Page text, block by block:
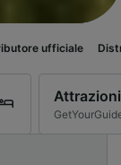
Distributore ufficiale
Attrazioni